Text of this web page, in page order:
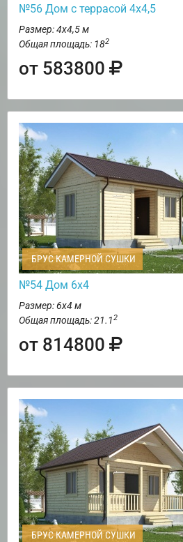
№56 Дом с террасой 4х4,5
Размер: 4х4,5 м
Общая площадь: 182
от 583800
БРУС КАМЕРНОЙ СУШКИ
№54 Дом 6х4
Размер: 6х4 м
Общая площадь: 21.12
от 814800
БРУС КАМЕРНОЙ СУШКИ